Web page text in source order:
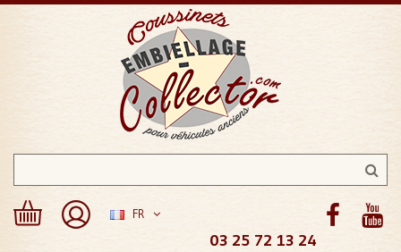
FR
03 25 72 13 24